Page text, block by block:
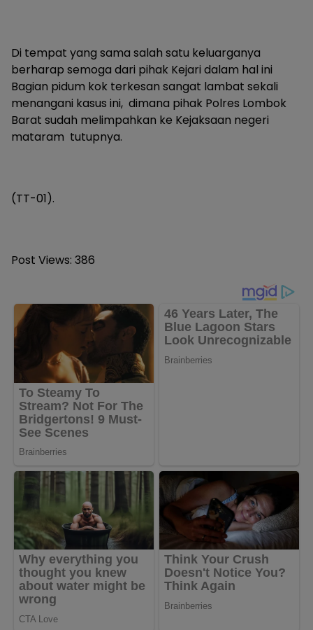
Di tempat yang sama salah satu keluarganya
berharap semoga dari pihak Kejari dalam hal ini
Bagian pidum kok terkesan sangat lambat sekali
menangani kasus ini, dimana pihak Polres Lombok
Barat sudah melimpahkan ke Kejaksaan negeri
mataram tutupnya.
(TT-01).
Post Views: 386